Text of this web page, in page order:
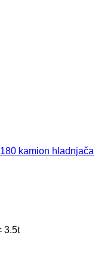
kamion hladnjača
3.5t